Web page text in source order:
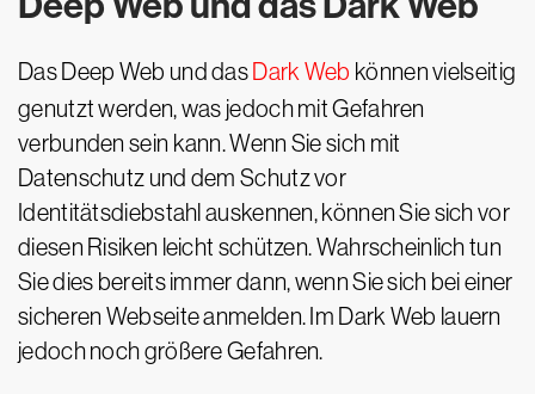
Das Deep Web und das Dark Web können vielseitig
genutzt werden, was jedoch mit Gefahren
verbunden sein kann. Wenn Sie sich mit
Datenschutz und dem Schutz vor
Identitätsdiebstahl auskennen, können Sie sich vor
diesen Risiken leicht schützen. Wahrscheinlich tun
Sie dies bereits immer dann, wenn Sie sich bei einer
sicheren Webseite anmelden. Im Dark Web lauern
jedoch noch größere Gefahren.